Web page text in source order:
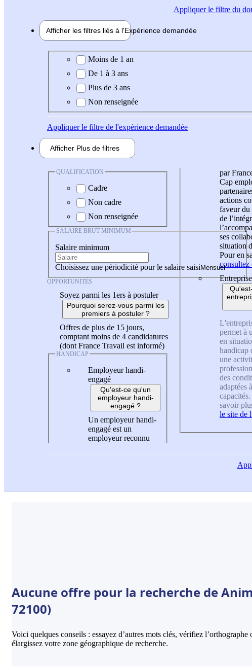
Appliquerle filtre du
Afficher les filtres liés à l'Expérience demandée
Expérience demandée
Moins de 1 an
De 1 à 3 ans
Plus de 3 ans
Non renseignée
Appliquerle filtre de l'expérience demandée
Afficher Plus de filtres
QUALIFICATION
Cadre
Non cadre
Non renseignée
SALAIRE BRUT MINIMUM
Salaire minimum
Choisissez une périodicité pour le salaire saisi
OPPORTUNITÉS
Soyez parmi les 1ers à postuler
Pourquoi serez-vous parmi les
premiers à postuler ?
Offres de plus de 15 jours,
comptant moins de 4 candidatures
(dont France Travail est informé)
HANDICAP
Employeur handi-
engagé
Qu'est-ce qu'un
employeur handi-
engagé ?
Un employeur handi-
engagé est un
employeur reconnu
par
Cap
actions
faveur du
de
ses
situation
Pour en
consultez
permet à
en
handicap
une
des
adaptées
savoir
le site de
Aucune offre pour la recherche de
72100)
Voici quelques conseils : essayez d’autres mots clés, vérifiez l’orthographe
élargissez votre zone géographique de recherche.